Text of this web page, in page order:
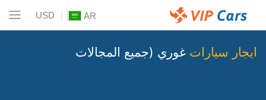
AR
USD
ايجار سيارات غوري (جميع المجالات